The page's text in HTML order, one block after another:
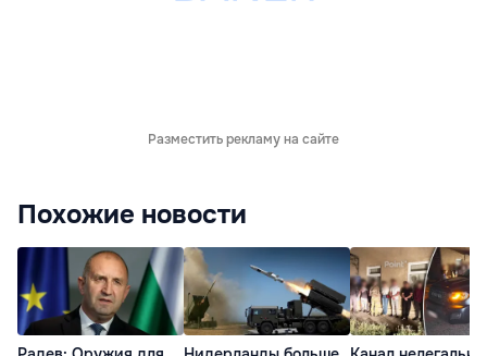
Разместить рекламу на сайте
Похожие новости